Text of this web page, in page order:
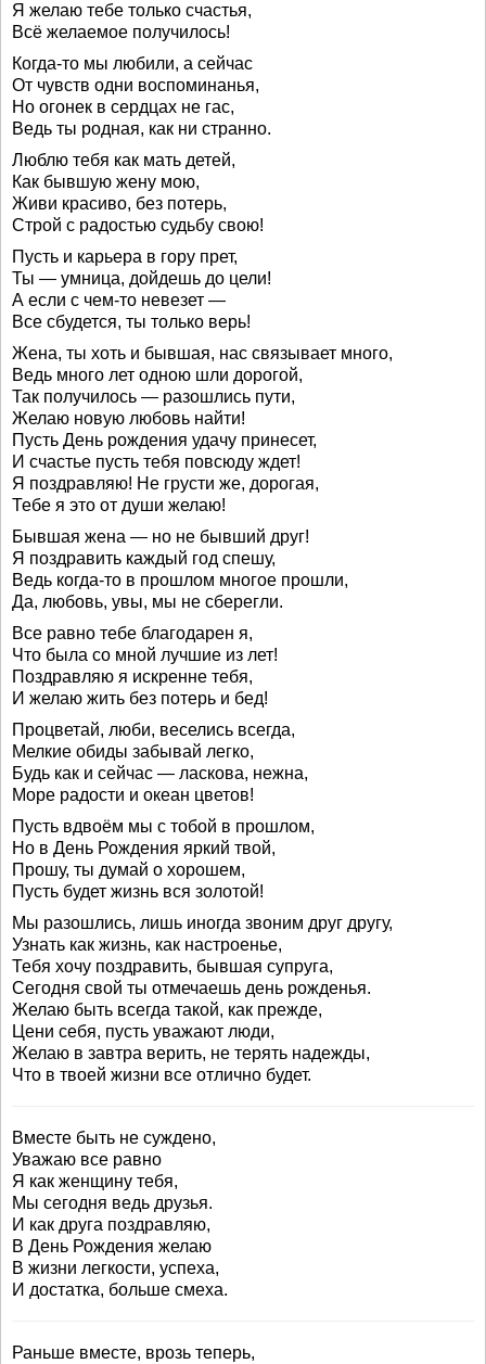
Я желаю тебе только счастья,
Всё желаемое получилось!
Когда-то мы любили, а сейчас
От чувств одни воспоминанья,
Но огонек в сердцах не гас,
Ведь ты родная, как ни странно.
Люблю тебя как мать детей,
Как бывшую жену мою,
Живи красиво, без потерь,
Строй с радостью судьбу свою!
Пусть и карьера в гору прет,
Ты — умница, дойдешь до цели!
А если с чем-то невезет —
Все сбудется, ты только верь!
Жена, ты хоть и бывшая, нас связывает много,
Ведь много лет одною шли дорогой,
Так получилось — разошлись пути,
Желаю новую любовь найти!
Пусть День рождения удачу принесет,
И счастье пусть тебя повсюду ждет!
Я поздравляю! Не грусти же, дорогая,
Тебе я это от души желаю!
Бывшая жена — но не бывший друг!
Я поздравить каждый год спешу,
Ведь когда-то в прошлом многое прошли,
Да, любовь, увы, мы не сберегли.
Все равно тебе благодарен я,
Что была со мной лучшие из лет!
Поздравляю я искренне тебя,
И желаю жить без потерь и бед!
Процветай, люби, веселись всегда,
Мелкие обиды забывай легко,
Будь как и сейчас — ласкова, нежна,
Море радости и океан цветов!
Пусть вдвоём мы с тобой в прошлом,
Но в День Рождения яркий твой,
Прошу, ты думай о хорошем,
Пусть будет жизнь вся золотой!
Мы разошлись, лишь иногда звоним друг другу,
Узнать как жизнь, как настроенье,
Тебя хочу поздравить, бывшая супруга,
Сегодня свой ты отмечаешь день рожденья.
Желаю быть всегда такой, как прежде,
Цени себя, пусть уважают люди,
Желаю в завтра верить, не терять надежды,
Что в твоей жизни все отлично будет.
Вместе быть не суждено,
Уважаю все равно
Я как женщину тебя,
Мы сегодня ведь друзья.
И как друга поздравляю,
В День Рождения желаю
В жизни легкости, успеха,
И достатка, больше смеха.
Раньше вместе, врозь теперь,